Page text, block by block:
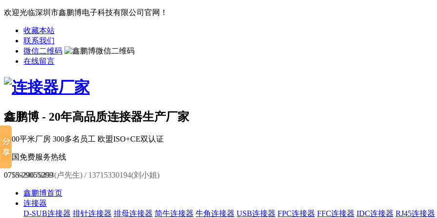
欢迎光临深圳市鑫鹏博电子科技有限公司官网！
收藏本站
联系我们
微信二维码
在线留言
鑫鹏博 - 20年高品质连接器生产厂家
6000平米厂房 300多名员工 欧盟ISO+CE双认证
全国免费服务热线
0755-29055299
18924670453(卢先生) / 13715330194(刘小姐)
鑫鹏博首页
连接器
D-SUB连接器 排针连接器 排母连接器 简牛连接器 牛角连接器 USB连接器 FPC连接器 FFC连接器 IDC连接器 RJ45连接器